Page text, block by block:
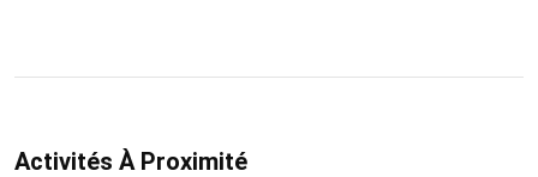
Activités À Proximité